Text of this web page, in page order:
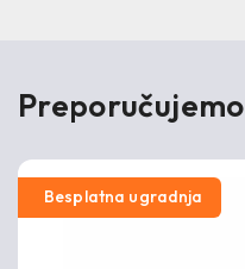
Preporučujemo
Besplatna ugradnja